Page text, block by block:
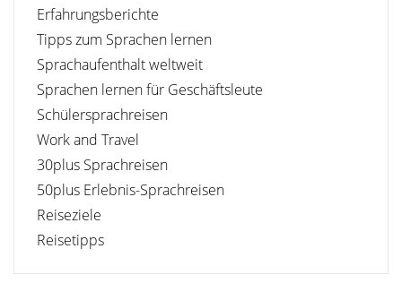
Erfahrungsberichte
Tipps zum Sprachen lernen
Sprachaufenthalt weltweit
Sprachen lernen für Geschäftsleute
Schülersprachreisen
Work and Travel
30plus Sprachreisen
50plus Erlebnis-Sprachreisen
Reiseziele
Reisetipps